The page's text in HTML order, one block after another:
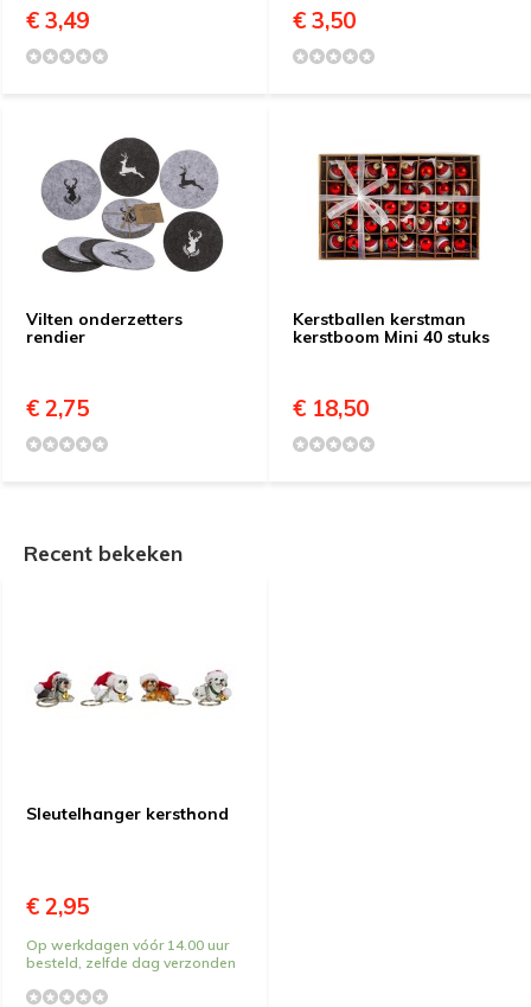
€ 3,49 € 3,50
Vilten onderzetters
rendier
€ 2,75
Kerstballen kerstman
kerstboom Mini 40 stuks
€ 18,50
Recent bekeken
Sleutelhanger kersthond
€ 2,95
Op werkdagen vóór 14.00 uur
besteld, zelfde dag verzonden